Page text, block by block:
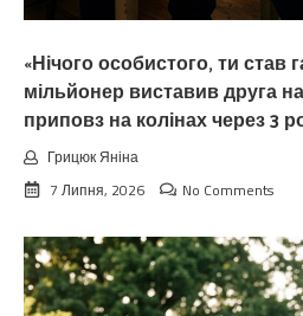
«Нічого особистого, ти став
мільйонер виставив друга
приповз на колінах через 3
Грицюк Яніна
7 Липня, 2026
No Comments